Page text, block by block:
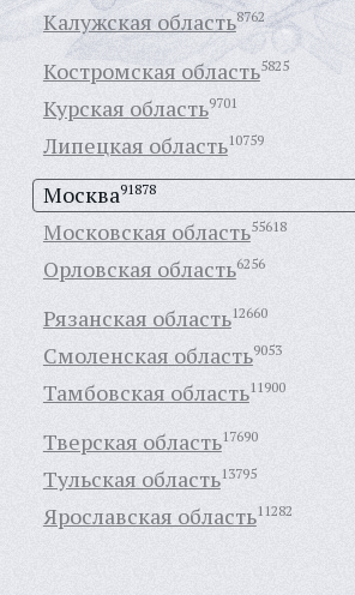
Калужская область8762
Костромская область5825
Курская область9701
Липецкая область10759
Москва91878
Московская область55618
Орловская область6256
Рязанская область12660
Смоленская область9053
Тамбовская область11900
Тверская область17690
Тульская область13795
Ярославская область11282